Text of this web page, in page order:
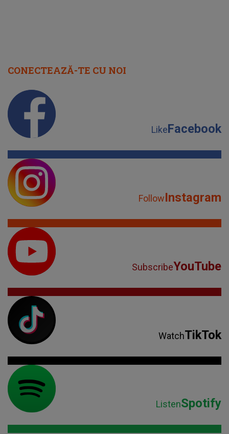
CONECTEAZĂ-TE CU NOI
LikeFacebook
FollowInstagram
SubscribeYouTube
WatchTikTok
ListenSpotify